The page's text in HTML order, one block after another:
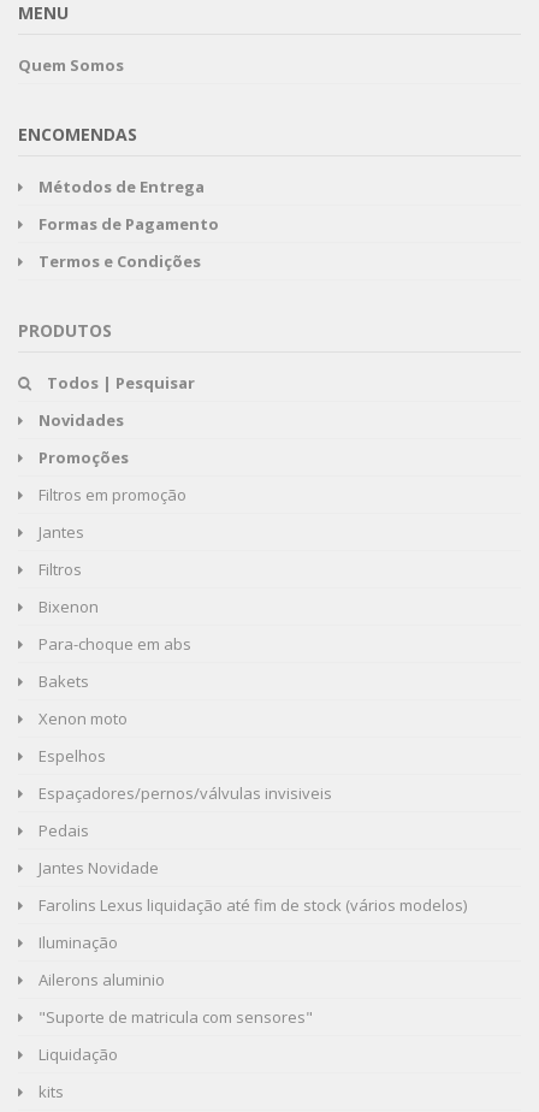
MENU
Quem Somos
ENCOMENDAS
Métodos de Entrega
Formas de Pagamento
Termos e Condições
PRODUTOS
Todos | Pesquisar
Novidades
Promoções
Filtros em promoção
Jantes
Filtros
Bixenon
Para-choque em abs
Bakets
Xenon moto
Espelhos
Espaçadores/pernos/válvulas invisiveis
Pedais
Jantes Novidade
Farolins Lexus liquidação até fim de stock (vários modelos)
Iluminação
Ailerons aluminio
"Suporte de matricula com sensores"
Liquidação
kits